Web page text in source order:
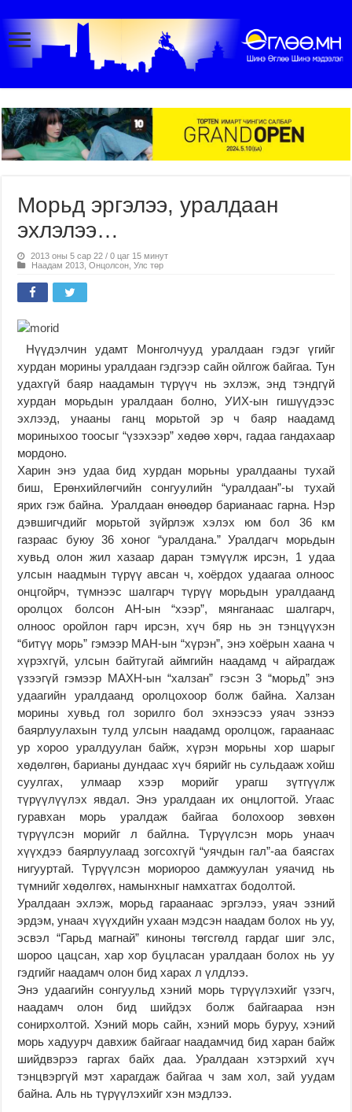
Морьд эргэлээ, уралдаан
эхлэлээ…
2013 оны 5 сар 22 / 0 цаг 15 минут
Наадам 2013 ,Онцолсон ,Улс төр
Нүүдэлчин удамт Монголчууд уралдаан гэдэг үгийг
хурдан морины уралдаан гэдгээр сайн ойлгож байгаа. Тун
удахгүй баяр наадамын түрүүч нь эхлэж, энд тэндгүй
хурдан морьдын уралдаан болно, УИХ-ын гишүүдээс
эхлээд, унааны ганц морьтой эр ч баяр наадамд
мориныхоо тоосыг “үзэхээр” хөдөө хөрч, гадаа гандахаар
мордоно.
Харин энэ удаа бид хурдан морьны уралдааны тухай
биш, Ерөнхийлөгчийн сонгуулийн “уралдаан”-ы тухай
ярих гэж байна. Уралдаан өнөөдөр барианаас гарна. Нэр
дэвшигчдийг морьтой зүйрлэж хэлэх юм бол 36 км
газраас буюу 36 хоног “уралдана.” Уралдагч морьдын
хувьд олон жил хазаар даран тэмүүлж ирсэн, 1 удаа
улсын наадмын түрүү авсан ч, хоёрдох удаагаа олноос
онцгойрч, түмнээс шалгарч түрүү морьдын уралдаанд
оролцох болсон АН-ын “хээр”, мянганаас шалгарч,
олноос оройлон гарч ирсэн, хүч бяр нь эн тэнцүүхэн
“битүү морь” гэмээр МАН-ын “хүрэн”, энэ хоёрын хаана ч
хүрэхгүй, улсын байтугай аймгийн наадамд ч айрагдаж
үзээгүй гэмээр МАХН-ын “халзан” гэсэн 3 “морьд” энэ
удаагийн уралдаанд оролцохоор болж байна. Халзан
морины хувьд гол зорилго бол эхнээсээ уяач эзнээ
баярлуулахын тулд улсын наадамд оролцож, гараанаас
ур хороо уралдуулан байж, хүрэн морьны хор шарыг
хөдөлгөн, барианы дундаас хүч бярийг нь сульдааж хойш
суулгах, улмаар хээр морийг урагш зүтгүүлж
түрүүлүүлэх явдал. Энэ уралдаан их онцлогтой. Угаас
гуравхан морь уралдаж байгаа болохоор зөвхөн
түрүүлсэн морийг л байлна. Түрүүлсэн морь унаач
хүүхдээ баярлуулаад зогсохгүй “уячдын гал”-аа баясгах
нигууртай. Түрүүлсэн мориороо дамжуулан уяачид нь
түмнийг хөдөлгөх, намынхныг намхатгах бодолтой.
Уралдаан эхлэж, морьд гараанаас эргэлээ, уяач эзний
эрдэм, унаач хүүхдийн ухаан мэдсэн наадам болох нь уу,
эсвэл “Гарьд магнай” киноны төгсгөлд гардаг шиг элс,
шороо цацсан, хар хор буцласан уралдаан болох нь уу
гэдгийг наадамч олон бид харах л үлдлээ.
Энэ удаагийн сонгуульд хэний морь түрүүлэхийг үзэгч,
наадамч олон бид шийдэх болж байгаараа нэн
сонирхолтой. Хэний морь сайн, хэний морь буруу, хэний
морь хадуурч давхиж байгааг наадамчид бид харан байж
шийдвэрээ гаргах байх даа. Уралдаан хэтэрхий хүч
тэнцвэргүй мэт харагдаж байгаа ч зам хол, зай уудам
байна. Аль нь түрүүлэхийг хэн мэдлээ.